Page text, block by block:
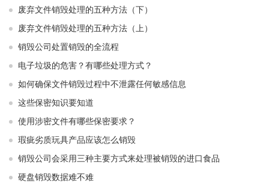
废弃文件销毁处理的五种方法（下）
废弃文件销毁处理的五种方法（上）
销毁公司处置销毁的全流程
电子垃圾的危害？有哪些处理方式？
如何确保文件销毁过程中不泄露任何敏感信息
这些保密知识要知道
使用涉密文件有哪些保密要求？
瑕疵劣质玩具产品应该怎么销毁
销毁公司会采用三种主要方式来处理被销毁的进口食品
硬盘销毁数据难不难